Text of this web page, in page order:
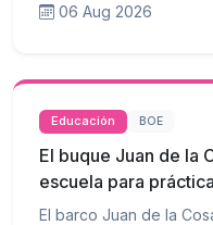
06 Aug 2026
Educación BOE
El buque Juan de la
escuela para
El barco Juan de la